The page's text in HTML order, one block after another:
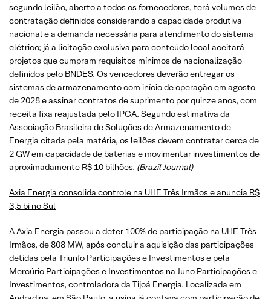
segundo leilão, aberto a todos os fornecedores, terá volumes de
contratação definidos considerando a capacidade produtiva
nacional e a demanda necessária para atendimento do sistema
elétrico; já a licitação exclusiva para conteúdo local aceitará
projetos que cumpram requisitos mínimos de nacionalização
definidos pelo BNDES. Os vencedores deverão entregar os
sistemas de armazenamento com início de operação em agosto
de 2028 e assinar contratos de suprimento por quinze anos, com
receita fixa reajustada pelo IPCA. Segundo estimativa da
Associação Brasileira de Soluções de Armazenamento de
Energia citada pela matéria, os leilões devem contratar cerca de
2 GW em capacidade de baterias e movimentar investimentos de
aproximadamente R$ 10 bilhões. (Brazil Journal)
Axia Energia consolida controle na UHE Três Irmãos e anuncia R$
3,5 bi no Sul
A Axia Energia passou a deter 100% de participação na UHE Três
Irmãos, de 808 MW, após concluir a aquisição das participações
detidas pela Triunfo Participações e Investimentos e pela
Mercúrio Participações e Investimentos na Juno Participações e
Investimentos, controladora da Tijoá Energia. Localizada em